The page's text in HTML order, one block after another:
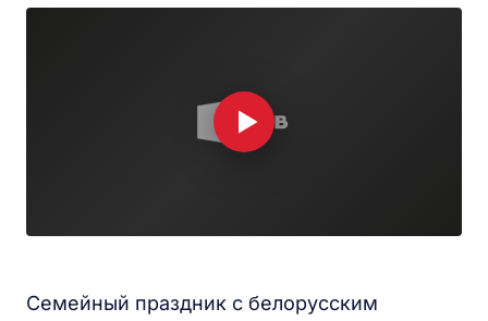
Семейный праздник с белорусским